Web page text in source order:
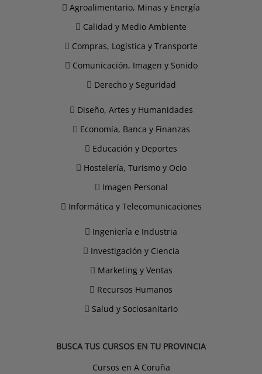
Agroalimentario, Minas y Energía
Calidad y Medio Ambiente
Compras, Logística y Transporte
Comunicación, Imagen y Sonido
Derecho y Seguridad
Diseño, Artes y Humanidades
Economía, Banca y Finanzas
Educación y Deportes
Hostelería, Turismo y Ocio
Imagen Personal
Informática y Telecomunicaciones
Ingeniería e Industria
Investigación y Ciencia
Marketing y Ventas
Recursos Humanos
Salud y Sociosanitario
BUSCA TUS CURSOS EN TU PROVINCIA
Cursos en A Coruña